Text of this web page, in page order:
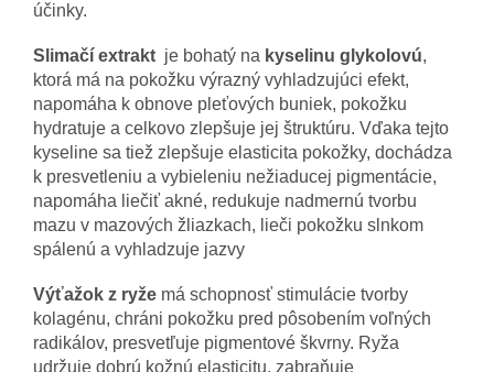
účinky.
Slimačí extrakt je bohatý na kyselinu glykolovú,
ktorá má na pokožku výrazný vyhladzujúci efekt,
napomáha k obnove pleťových buniek, pokožku
hydratuje a celkovo zlepšuje jej štruktúru. Vďaka tejto
kyseline sa tiež zlepšuje elasticita pokožky, dochádza
k presvetleniu a vybieleniu nežiaducej pigmentácie,
napomáha liečiť akné, redukuje nadmernú tvorbu
mazu v mazových žliazkach, lieči pokožku slnkom
spálenú a vyhladzuje jazvy
Výťažok z ryže má schopnosť stimulácie tvorby
kolagénu, chráni pokožku pred pôsobením voľných
radikálov, presvetľuje pigmentové škvrny. Ryža
udržuje dobrú kožnú elasticitu, zabraňuje